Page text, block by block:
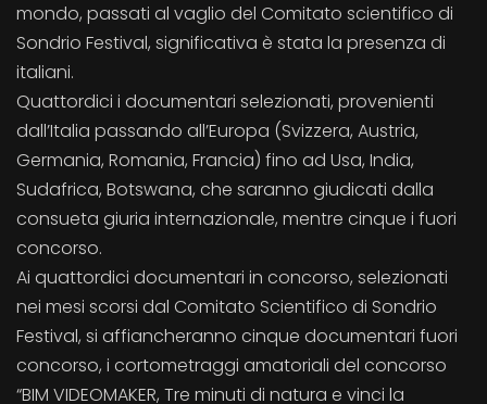
mondo, passati al vaglio del Comitato scientifico di
Sondrio Festival, significativa è stata la presenza di
italiani.
Quattordici i documentari selezionati, provenienti
dall’Italia passando all’Europa (Svizzera, Austria,
Germania, Romania, Francia) fino ad Usa, India,
Sudafrica, Botswana, che saranno giudicati dalla
consueta giuria internazionale, mentre cinque i fuori
concorso.
Ai quattordici documentari in concorso, selezionati
nei mesi scorsi dal Comitato Scientifico di Sondrio
Festival, si affiancheranno cinque documentari fuori
concorso, i cortometraggi amatoriali del concorso
“BIM VIDEOMAKER, Tre minuti di natura e vinci la